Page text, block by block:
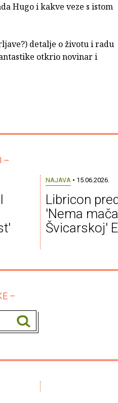
Hugo i kakve veze s istom
detalje o životu i radu
otkrio novinar i
–
NAJAVA • 15.06.2026.
Libricon
'Nema
Švicarskoj'
–